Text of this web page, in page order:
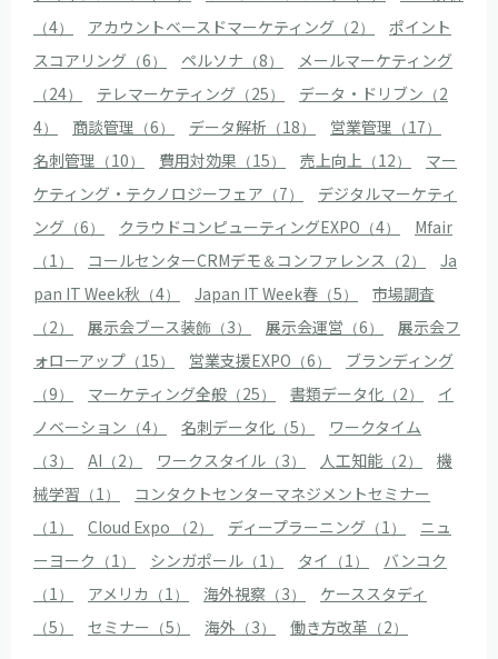
（4）
アカウントベースドマーケティング（2）
ポイント
スコアリング（6）
ペルソナ（8）
メールマーケティング
（24）
テレマーケティング（25）
データ・ドリブン（2
4）
商談管理（6） データ解析（18）
営業管理（17）
名刺管理（10）
費用対効果（15） 売上向上（12）
マー
ケティング・テクノロジーフェア（7）
デジタルマーケティ
ング（6）
クラウドコンピューティングEXPO（4）
Mfair
（1）
コールセンターCRMデモ＆コンファレンス（2）
Ja
pan IT Week秋（4）
Japan IT Week春（5）
市場調査
（2）
展示会ブース装飾（3） 展示会運営（6）
展示会フ
ォローアップ（15）
営業支援EXPO（6）
ブランディング
（9）
マーケティング全般（25） 書類データ化（2）
イ
ノベーション（4）
名刺データ化（5）
ワークタイム
（3）
AI（2） ワークスタイル（3） 人工知能（2）
機
械学習（1）
コンタクトセンターマネジメントセミナー
（1）
Cloud Expo （2） ディープラーニング（1）
ニュ
ーヨーク（1）
シンガポール（1） タイ（1）
バンコク
（1）
アメリカ（1） 海外視察（3）
ケーススタディ
（5）
セミナー（5） 海外（3） 働き方改革（2）